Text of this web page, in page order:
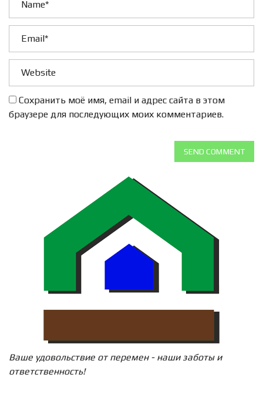
Сохранить моё имя, email и адрес сайта в этом
браузере для последующих моих комментариев.
SEND COMMENT
Ваше удовольствие от перемен - наши заботы и
ответственность!